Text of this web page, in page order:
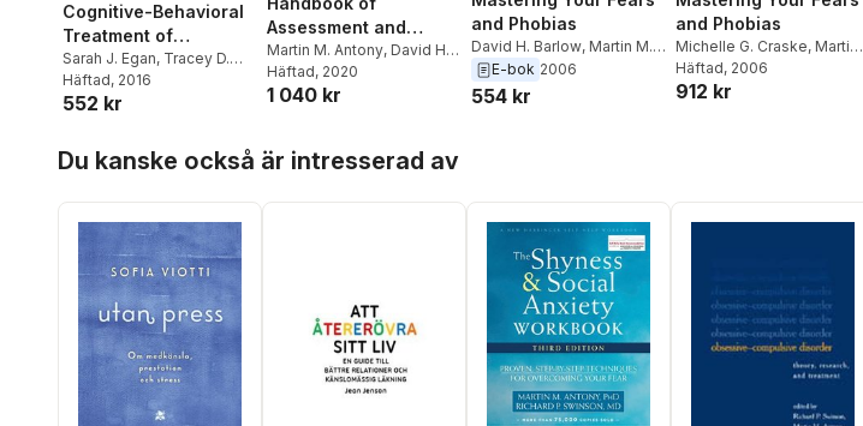
Cognitive-Behavioral
Treatment of
Perfectionism
Sarah J. Egan, Tracey D.
Wade,Roz Shafran
M. Antony
Häftad, 2016
552 kr
Assessment and
Treatment Planning
for Psychological
Disorders, Third
Martin M. Antony, David H.
Barlow
Häftad, 2020
1 040 kr
and Phobias
David H. Barlow, Martin M.
Antony,Michelle G. Craske
E-bok 2006
554 kr
and Phobias
Michelle G. Craske, Martin
M. Antony,David H Barlow
Häftad, 2006
912 kr
Du kanske också är intresserad av